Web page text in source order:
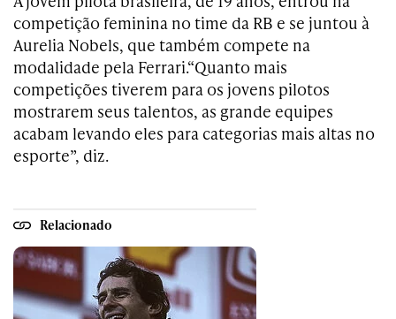
competição feminina no time da RB e se juntou à
Aurelia Nobels, que também compete na
modalidade pela Ferrari.“Quanto mais
competições tiverem para os jovens pilotos
mostrarem seus talentos, as grande equipes
acabam levando eles para categorias mais altas no
esporte”, diz.
Relacionado